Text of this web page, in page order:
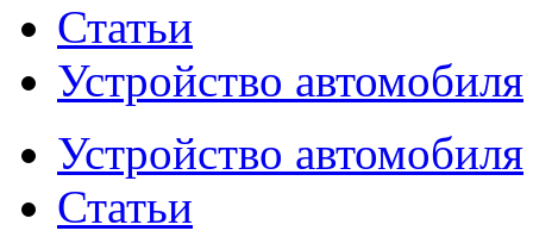
Статьи
Устройство автомобиля
Устройство автомобиля
Статьи